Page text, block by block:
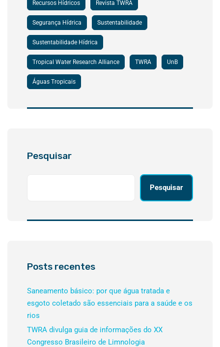
Recursos Hídricos Revista TWRA
Segurança Hídrica Sustentabilidade
Sustentabilidade Hídrica
Tropical Water Research Alliance TWRA UnB
Águas Tropicais
Pesquisar
Pesquisar
Posts recentes
Saneamento básico: por que água tratada e
esgoto coletado são essenciais para a saúde e os
rios
TWRA divulga guia de informações do XX
Congresso Brasileiro de Limnologia